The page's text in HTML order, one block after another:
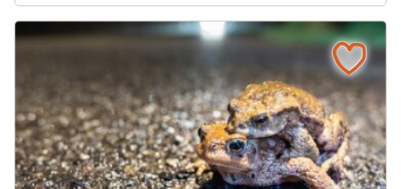
Wenn der Weiderost zur Falle wird